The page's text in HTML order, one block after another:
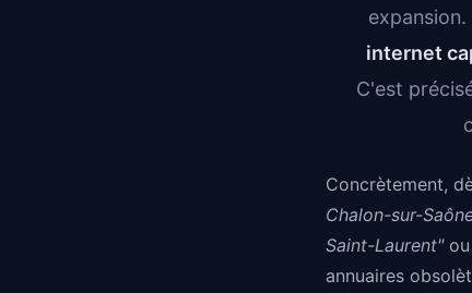
internet
C'est
Concrètement,
Chalon-sur-
Saint-Laurent"ou
annuaires